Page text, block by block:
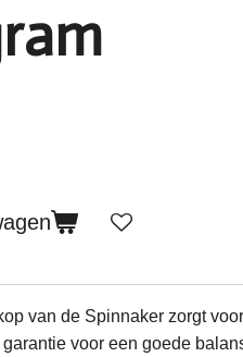
van de Spinnaker zorgt
voor een goede